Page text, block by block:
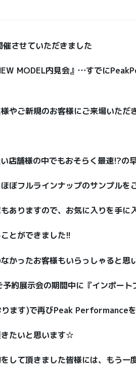
させていただきました
MODEL内見会』…すでに
やご新規のお客様にご来場いただ
舗様の中でもおそらく最速!?の
ぼフルラインナップのサンプルを
ありますので、お気に入りを手に
とができました!!
かったお客様もいらっしゃると思
約展示会の期間中に『インポート
ます)で再びPeak Performanceを
たいと思います☆
して頂きました皆様には、もう一